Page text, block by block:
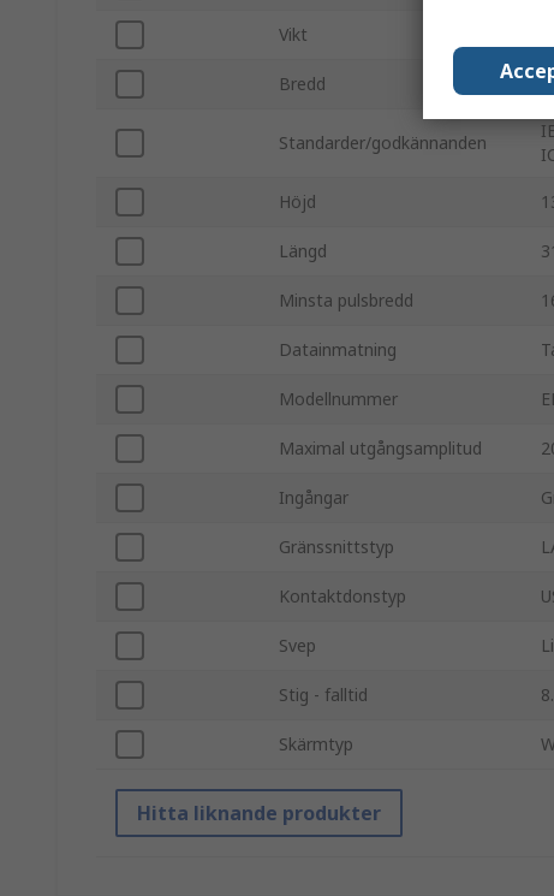
Vikt
Bredd
Standarder/godkännanden
Höjd
Längd
Minsta pulsbredd
Datainmatning
Modellnummer
Maximal utgångsamplitud
Ingångar
Gränssnittstyp
Kontaktdonstyp
Svep
Stig - falltid
Skärmtyp
Hitta liknande produkter